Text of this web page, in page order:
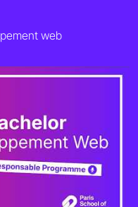
web